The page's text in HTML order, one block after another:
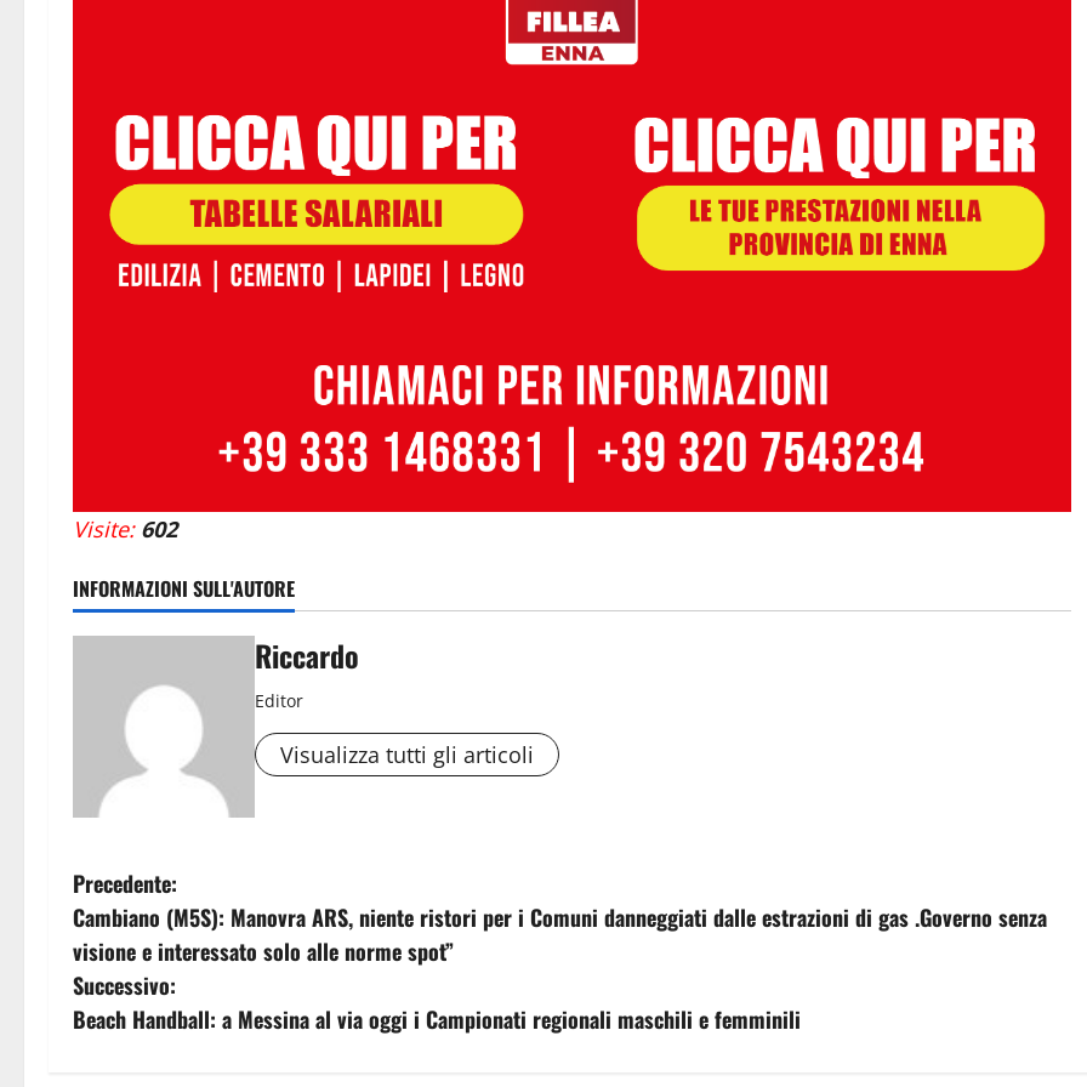
Visite: 602
INFORMAZIONI SULL'AUTORE
Riccardo
Editor
Visualizza tutti gli articoli
N
a
v
i
Precedente:
Cambiano (M5S): Manovra ARS, niente ristori per i Comuni danneggiati dalle estrazioni di gas .Governo senza
visione e interessato solo alle norme spot”
Successivo:
Beach Handball: a Messina al via oggi i Campionati regionali maschili e femminili